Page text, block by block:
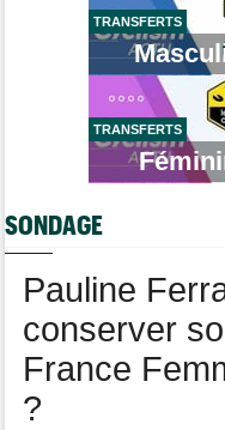
Demi Vollering gagne
Web-série : "Course
United Series"
Route
Robert Gesink : "Le
propre..."
Joao Almeida a dû
TRANSFERTS
TRANSFERTS
SONDAGE
Pauline
conserver
France
?